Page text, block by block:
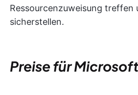
Ressourcenzuweisung treffen
sicherstellen.
Preise für